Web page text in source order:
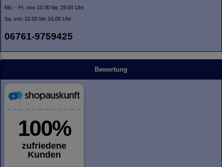
Mo. - Fr. von 10.00 bis 19.00 Uhr.
Sa. von 10.00 bis 16.00 Uhr
06761-9759425
Bewertung